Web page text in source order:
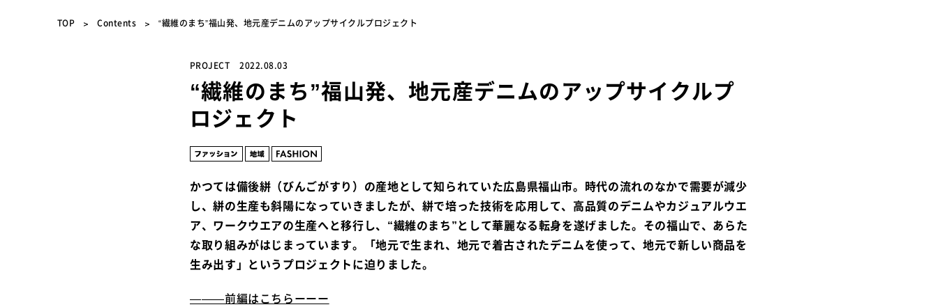
TOP Contents “繊維のまち”福山発、地元産デニムのアップサイクルプロジェクト
PROJECT 2022.08.03
“繊維のまち”福山発、地元産デニムのアップサイクルプ
ロジェクト
かつては備後絣（びんごがすり）の産地として知られていた広島県福山市。時代の流れのなかで需要が減少
し、絣の生産も斜陽になっていきましたが、絣で培った技術を応用して、高品質のデニムやカジュアルウエ
ア、ワークウエアの生産へと移行し、“繊維のまち”として華麗なる転身を遂げました。その福山で、あらた
な取り組みがはじまっています。「地元で生まれ、地元で着古されたデニムを使って、地元で新しい商品を
生み出す」というプロジェクトに迫りました。
―――前編はこちらーーー